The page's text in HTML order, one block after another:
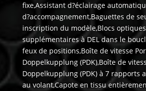
fixe,Assistant d?éclairage
d?accompagnement,Baguettes de
inscription du modèle,Blocs optiques
supplémentaires à DEL dans le
feux de positions,Boîte de vitesse
Doppelkupplung (PDK),Boîte de
Doppelkupplung (PDK) à 7 rapports
au volant,Capote en tissu